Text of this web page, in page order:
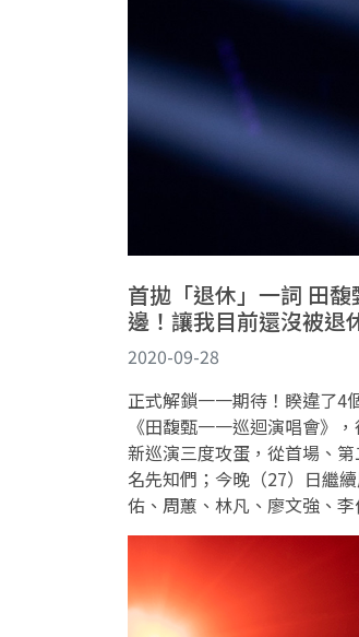
首拋「退休」一詞 田
邊！讓我目前還沒被退
2020-09-28
正式解鎖一一期待！睽違了4
《田馥甄一一巡迴演唱會》
新巡演三度攻蛋，從首場、
名先知們；今晚（27）日繼
佑、周蕙、林凡、廖文強、